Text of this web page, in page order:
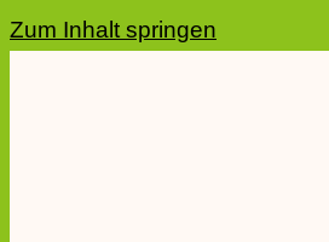
Zum Inhalt springen